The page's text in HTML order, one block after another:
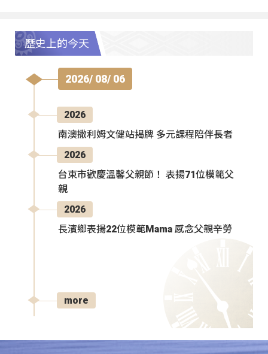
歷史上的今天
2026/ 08/ 06
2026
南澳撒利姆文健站揭牌 多元課程陪伴長者
2026
台東市歡慶溫馨父親節！ 表揚71位模範父
親
2026
長濱鄉表揚22位模範Mama 感念父親辛勞
more